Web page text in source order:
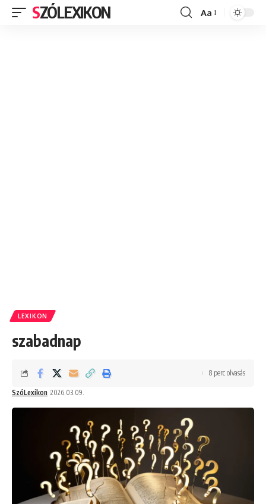
SZÓLEXIKON
Font
Aa
LEXIKON
szabadnap
SzóLexikon 2026.03.09.
8 perc olvasás